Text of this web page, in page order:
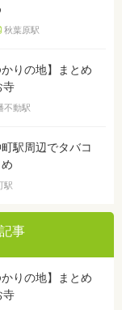
秋葉原駅
りの地】まとめ
寺
不動駅
駅周辺でタバコ
駅
事
りの地】まとめ
寺